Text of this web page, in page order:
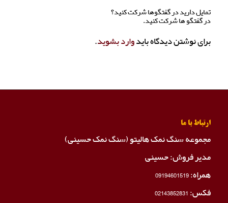
تمایل دارید در گفتگوها شرکت کنید؟
در گفتگو ها شرکت کنید.
برای نوشتن دیدگاه بایدوارد بشوید.
ارتباط با ما
مجموعه سنگ نمک هالیتو (سنگ نمک حسینی)
مدیر فروش: حسینی
همراه:09194601519
فکس:02143852831